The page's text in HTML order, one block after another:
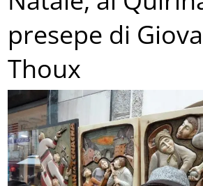
presepe di
Thoux